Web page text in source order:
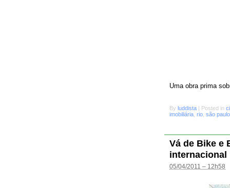
Uma obra prima
By luddista | Posted in
imobiliária rio são paulo
Vá de Bike e
internacional
05/04/2011 – 12h58